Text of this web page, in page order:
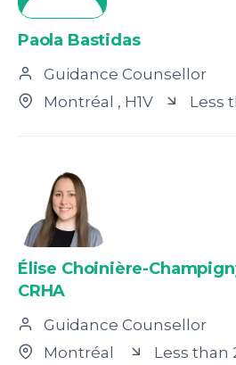
Paola Bastidas
Guidance Counsellor
Montréal , H1V Less
Élise Choinière-
CRHA
Guidance Counsellor
Montréal
Less than